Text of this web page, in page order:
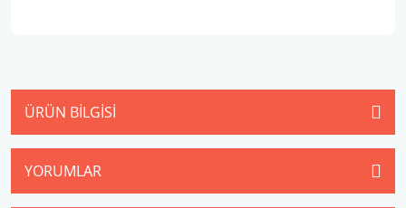
ÜRÜN BILGISI
YORUMLAR